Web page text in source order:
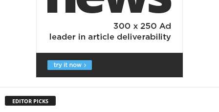
EDITOR PICKS